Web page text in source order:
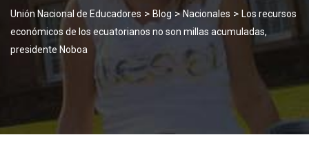
Unión Nacional de Educadores > Blog>Nacionales > Los recursos
económicos de los ecuatorianos no son millas acumuladas,
presidente Noboa